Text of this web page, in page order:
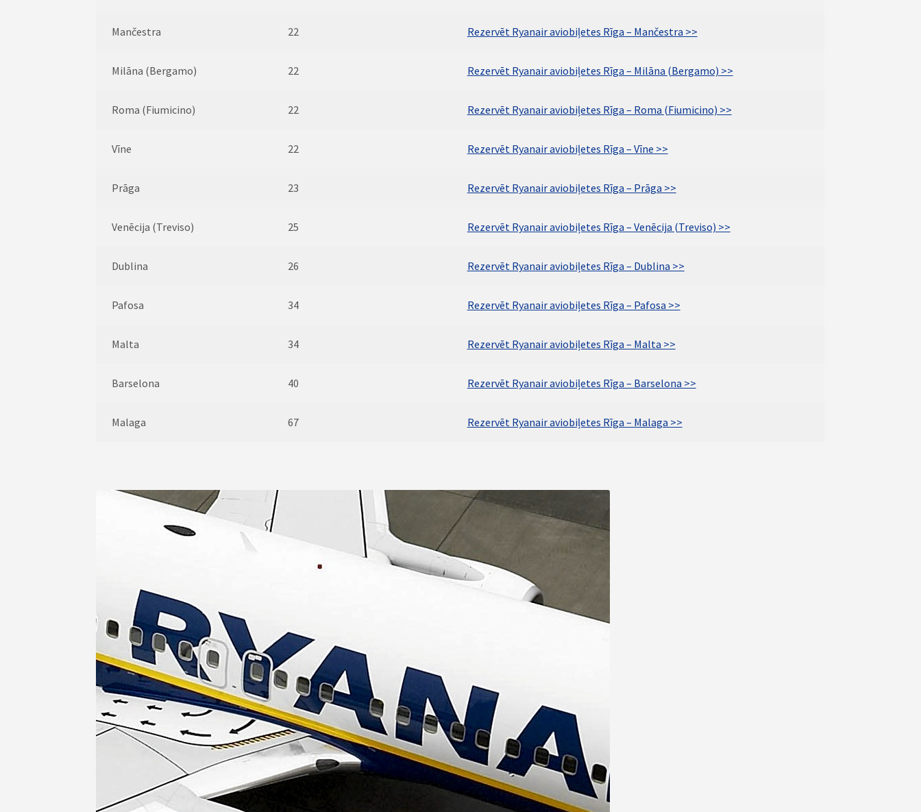
Mančestra 22 Rezervēt Ryanair aviobiļetes Rīga – Mančestra >>
Milāna (Bergamo) 22 Rezervēt Ryanair aviobiļetes Rīga – Milāna (Bergamo) >>
Roma (Fiumicino) 22 Rezervēt Ryanair aviobiļetes Rīga – Roma (Fiumicino) >>
Vīne 22 Rezervēt Ryanair aviobiļetes Rīga – Vīne >>
Prāga 23 Rezervēt Ryanair aviobiļetes Rīga – Prāga >>
Venēcija (Treviso) 25 Rezervēt Ryanair aviobiļetes Rīga – Venēcija (Treviso) >>
Dublina 26 Rezervēt Ryanair aviobiļetes Rīga – Dublina >>
Pafosa 34 Rezervēt Ryanair aviobiļetes Rīga – Pafosa >>
Malta 34 Rezervēt Ryanair aviobiļetes Rīga – Malta >>
Barselona 40 Rezervēt Ryanair aviobiļetes Rīga – Barselona >>
Malaga 67 Rezervēt Ryanair aviobiļetes Rīga – Malaga >>